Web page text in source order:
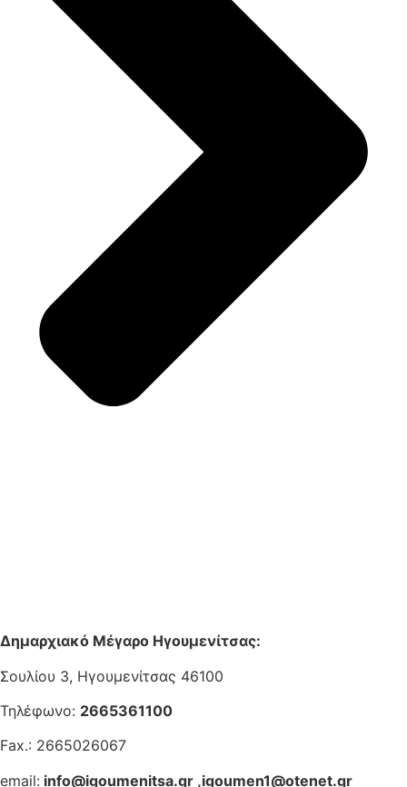
Δημαρχιακό Μέγαρο Ηγουμενίτσας:
Σουλίου 3, Ηγουμενίτσας 46100
Τηλέφωνο: 2665361100
Fax.: 2665026067
email: info@igoumenitsa.gr ,igoumen1@otenet.gr